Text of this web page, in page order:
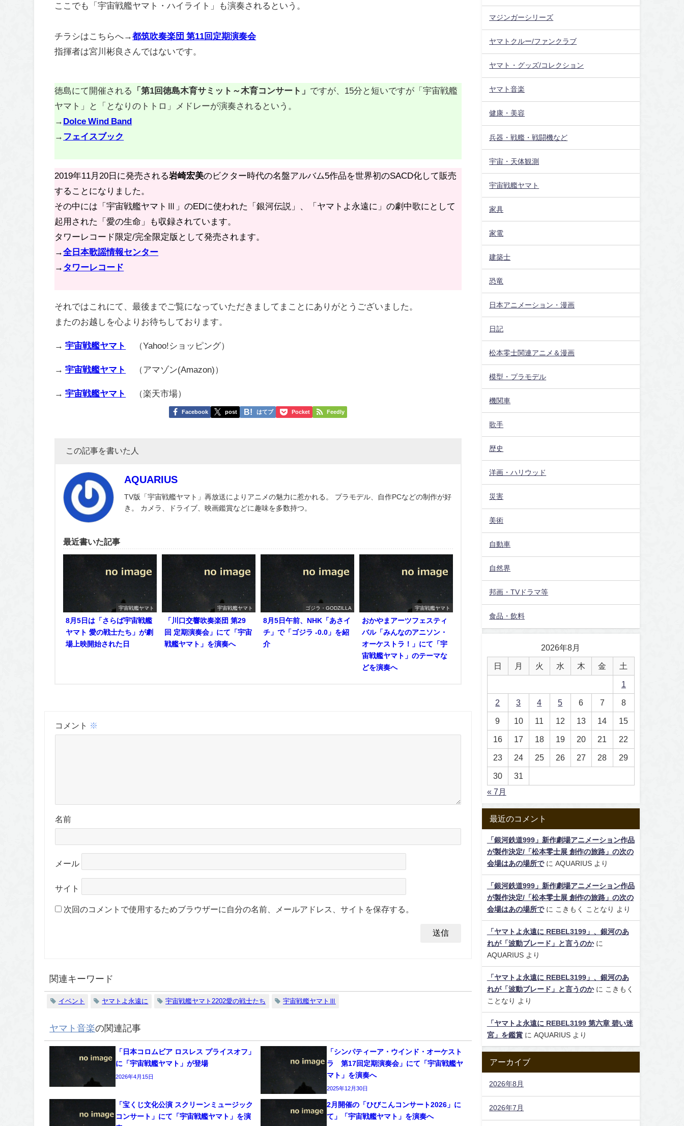
ここでも「宇宙戦艦ヤマト・ハイライト」も演奏されるという。
チラシはこちらへ→都筑吹奏楽団 第11回定期演奏会
指揮者は宮川彬良さんではないです。
徳島にて開催される 「第1回徳島木育サミット～木育コンサート」 ですが、15分と短いですが「宇宙戦艦
ヤマト」と「となりのトトロ」メドレーが演奏されるという。
→ Dolce Wind Band
→ フェイスブック
2019年11月20日に発売される岩崎宏美のビクター時代の名盤アルバム5作品を世界初のSACD化して販売
することになりました。
その中には「宇宙戦艦ヤマトⅢ」のEDに使われた「銀河伝説」、「ヤマトよ永遠に」の劇中歌にとして
起用された「愛の生命」も収録されています。
タワーレコード限定/完全限定版として発売されます。
→全日本歌謡情報センター
→ タワーレコード
それではこれにて、最後までご覧になっていただきましてまことにありがとうございました。
またのお越しを心よりお待ちしております。
→宇宙戦艦ヤマト （Yahoo!ショッピング）
→宇宙戦艦ヤマト （アマゾン(Amazon)）
→宇宙戦艦ヤマト （楽天市場）
Facebook post はてブ Pocket Feedly
この記事を書いた人
AQUARIUS
TV版「宇宙戦艦ヤマト」再放送によりアニメの魅力に惹かれる。 プラモデル、自作PCなどの制作が好
き。 カメラ、ドライブ、映画鑑賞などに趣味を多数持つ。
最近書いた記事
宇宙戦艦ヤマト
8月5日は「さらば宇宙戦艦
ヤマト 愛の戦士たち」が劇
場上映開始された日
宇宙戦艦ヤマト
「川口交響吹奏楽団 第29
回 定期演奏会」にて「宇宙
戦艦ヤマト」を演奏へ
ゴジラ・GODZILLA
8月5日午前、NHK「あさイ
チ」で「ゴジラ -0.0」を紹
介
宇宙戦艦ヤマト
おかやまアーツフェスティ
バル「みんなのアニソン・
オーケストラ！」にて「宇
宙戦艦ヤマト」のテーマな
どを演奏へ
コメント ※
名前
メール
サイト
次回のコメントで使用するためブラウザーに自分の名前、メールアドレス、サイトを保存する。
関連キーワード
イベント ヤマトよ永遠に 宇宙戦艦ヤマト2202愛の戦士たち 宇宙戦艦ヤマトⅢ
ヤマト音楽の関連記事
「日本コロムビア ロスレス プライスオフ」
に「宇宙戦艦ヤマト」が登場
2026年4月15日
「シンパティーア・ウインド・オーケスト
ラ 第17回定期演奏会」にて「宇宙戦艦ヤ
マト」を演奏へ
2025年12月30日
「宝くじ文化公演 スクリーンミュージック
コンサート」にて「宇宙戦艦ヤマト」を演
2月開催の「ひびこんコンサート2026」に
て」「宇宙戦艦ヤマト」を演奏へ
マジンガーシリーズ
ヤマトクルー/ファンクラブ
ヤマト・グッズ/コレクション
ヤマト音楽
健康・美容
兵器・戦艦・戦闘機など
宇宙・天体観測
宇宙戦艦ヤマト
家具
家電
建築士
恐竜
日本アニメーション・漫画
日記
松本零士関連アニメ＆漫画
模型・プラモデル
機関車
歌手
歴史
洋画・ハリウッド
災害
美術
自動車
自然界
邦画・TVドラマ等
食品・飲料
2026年8月
日 月 火 水 木 金 土
1
2 3 4 5 6 7 8
9 10 11 12 13 14 15
16 17 18 19 20 21 22
23 24 25 26 27 28 29
30
31
« 7月
最近のコメント
「銀河鉄道999」新作劇場アニメーション作品
が製作決定/「松本零士展 創作の旅路」の次の
会場はあの場所でに AQUARIUSより
「銀河鉄道999」新作劇場アニメーション作品
が製作決定/「松本零士展 創作の旅路」の次の
会場はあの場所でに こきもく ことなり より
「ヤマトよ永遠に REBEL3199」、銀河のあ
れが「波動ブレード」と言うのかに
AQUARIUSより
「ヤマトよ永遠に REBEL3199」、銀河のあ
れが「波動ブレード」と言うのかに
こきもく
ことなり
より
「ヤマトよ永遠に REBEL3199 第六章 碧い迷
宮」を鑑賞に AQUARIUSより
アーカイブ
2026年8月
2026年7月